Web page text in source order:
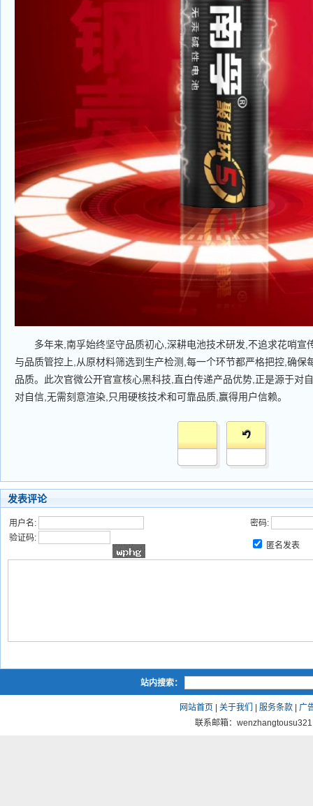
多年来,南孚始终坚守品质初心,深耕电池技术研发,不追求花哨宣
与品质管控上,从原材料筛选到生产检测,每一个环节都严格把控,确保
品质。此次官微公开官宣核心黑科技,直白传递产品优势,正是源于对
对自信,无需刻意渲染,只用硬核技术和可靠品质,赢得用户信赖。
发表评论
用户名:
密码:
验证码:
匿名发表
站内搜索：
网站首页 关于我们 服务条款
广
联系邮箱：